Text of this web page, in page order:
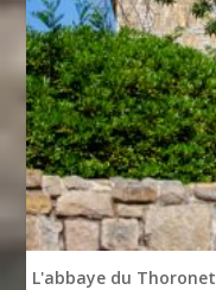
L'abbaye du Thoronet